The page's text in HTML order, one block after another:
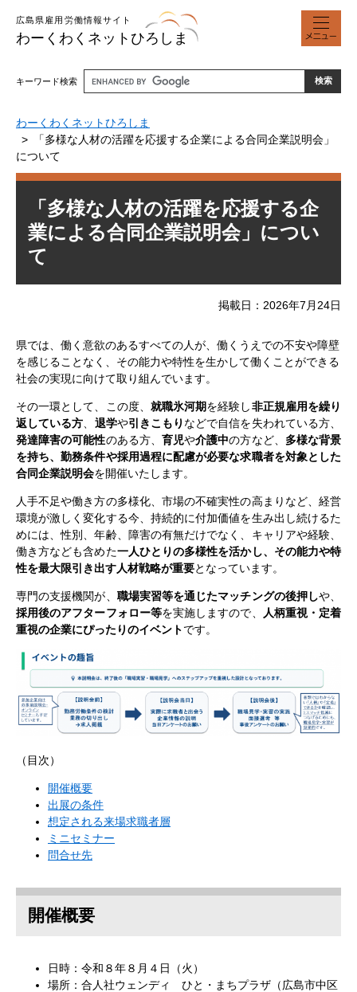
広島県雇用労働情報サイト
わーくわくネットひろしま
キーワード検索
ニ
ー
わーくわくネットひろしま
「多様な人材の活躍を応援する企業による合同企業説明会」
について
「多様な人材の活躍を応援する企
業による合同企業説明会」につい
て
掲載日 2026年7月24日
県では、働く意欲のあるすべての人が、働くうえでの不安や障壁
を感じることなく、その能力や特性を生かして働くことができる
社会の実現に向けて取り組んでいます。
その一環として、この度、 就職氷河期を経験し非正規雇用を繰り
返している方
退学や引きこもり などで自信を失われている方、
発達障害の可能性のある方、 育児や介護中の方など、 多様な背景
を持ち、勤務条件や採用過程に配慮が必要な求職者を対象とした
合同企業説明会を開催いたします。
人手不足や働き方の多様化、市場の不確実性の高まりなど、経営
環境が激しく変化する今、持続的に付加価値を生み出し続けるた
めには、性別、年齢、障害の有無だけでなく、キャリアや経験、
働き方なども含めた一人ひとりの多様性を活かし、その能力や特
性を最大限引き出す人材戦略が重要となっています。
専門の支援機関が、 職場実習等を通じたマッチングの後押しや、
採用後のアフターフォロー等を実施しますので、
人柄重視・定着
重視の企業にぴったりのイベントです。
（目次）
開催概要
出展の条件
想定される来場求職者層
ミニセミナー
問合せ先
開催概要
日時：令和８年８月４日（火）
場所：合人社ウェンディ ひと・まちプラザ（広島市中区